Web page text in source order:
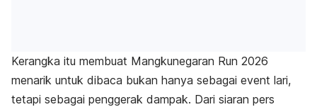
Kerangka itu membuat Mangkunegaran Run 2026
menarik untuk dibaca bukan hanya sebagai event lari,
tetapi sebagai penggerak dampak. Dari siaran pers